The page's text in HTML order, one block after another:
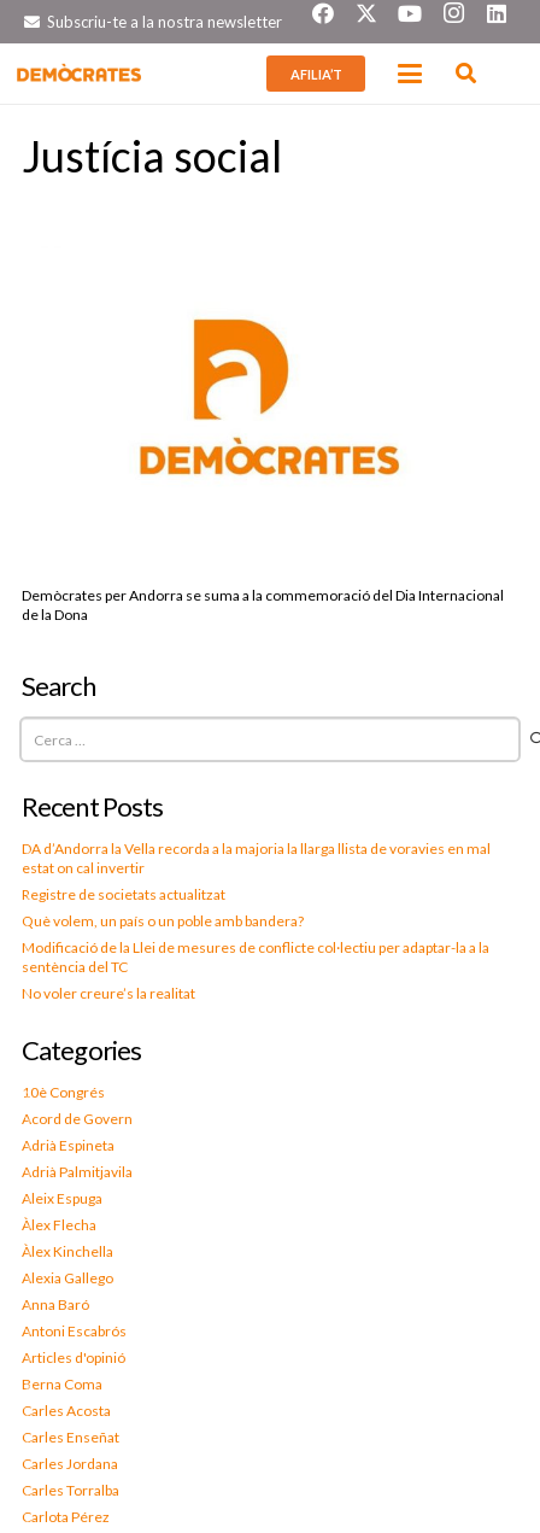
Subscriu-te a la nostra newsletter
AFILIA’T
Justícia social
Demòcrates per Andorra se suma a la commemoració del Dia Internacional
de la Dona
Search
Cerca:
Recent Posts
DA d’Andorra la Vella recorda a la majoria la llarga llista de voravies en mal
estat on cal invertir
Registre de societats actualitzat
Què volem, un país o un poble amb bandera?
Modificació de la Llei de mesures de conflicte col·lectiu per adaptar-la a la
sentència del TC
No voler creure’s la realitat
Categories
10è Congrés
Acord de Govern
Adrià Espineta
Adrià Palmitjavila
Aleix Espuga
Àlex Flecha
Àlex Kinchella
Alexia Gallego
Anna Baró
Antoni Escabrós
Articles d'opinió
Berna Coma
Carles Acosta
Carles Enseñat
Carles Jordana
Carles Torralba
Carlota Pérez